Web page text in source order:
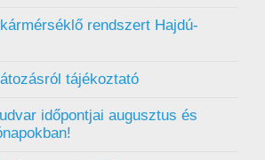
rendszert Hajdú-
tájékoztató
️időpontjai augusztus és